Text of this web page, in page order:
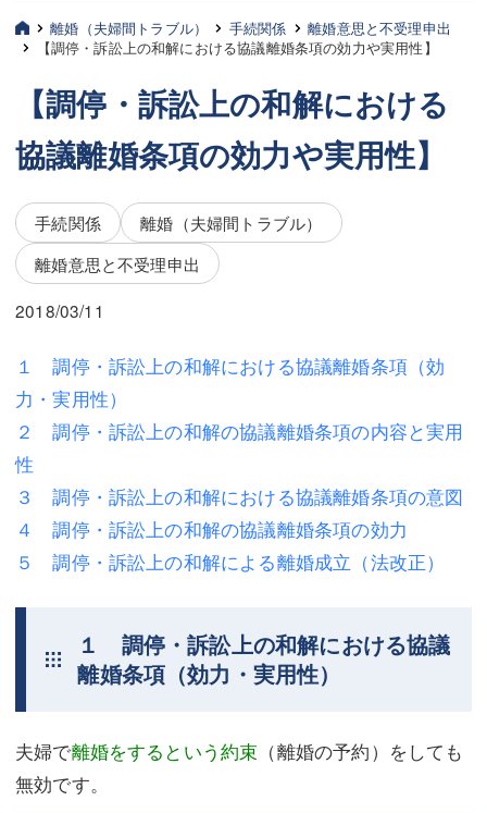
三平 聡史
酒井 博之
坂本 陽一
三平 隆史
吉元 優仁
弁護士費用
不動産
離婚（夫婦間トラブル）
企業法務
刑事弁護
不動産登記
商業登記
三平 聡史
酒井 博之
坂本 陽一
三平 隆史
吉元 優仁
不動産
相続・遺言
企業法務
労働問題（解雇，残業等）
交通事故
商業登記
調査・書面作成
離婚（夫婦間トラブル） 手続関係
離婚意思と不受理申出
【調停・訴訟上の和解における協議離婚条項の効力や実用性】
【調停・訴訟上の和解における
協議離婚条項の効力や実用性】
手続関係
離婚（夫婦間トラブル）
離婚意思と不受理申出
2018/03/11
１ 調停・訴訟上の和解における協議離婚条項（効
力・実用性）
２ 調停・訴訟上の和解の協議離婚条項の内容と実用
性
３ 調停・訴訟上の和解における協議離婚条項の意図
４ 調停・訴訟上の和解の協議離婚条項の効力
５ 調停・訴訟上の和解による離婚成立（法改正）
１ 調停・訴訟上の和解における協議
離婚条項（効力・実用性）
夫婦で離婚をするという約束 （離婚の予約）をしても
無効です。